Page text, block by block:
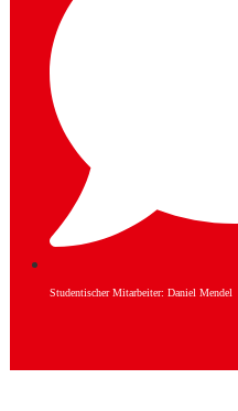
Studentischer Mitarbeiter: Daniel Mendel